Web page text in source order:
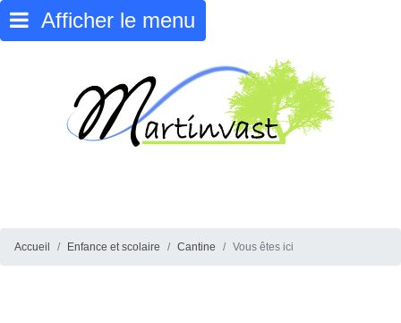
Afficher le menu
Accueil Enfance et scolaire Cantine Vous êtes ici